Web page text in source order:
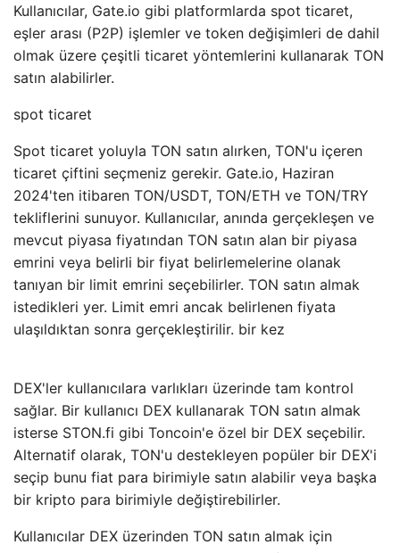
Kullanıcılar, Gate.io gibi platformlarda spot ticaret,
eşler arası (P2P) işlemler ve token değişimleri de dahil
olmak üzere çeşitli ticaret yöntemlerini kullanarak TON
satın alabilirler.
spot ticaret
Spot ticaret yoluyla TON satın alırken, TON'u içeren
ticaret çiftini seçmeniz gerekir. Gate.io, Haziran
2024'ten itibaren TON/USDT, TON/ETH ve TON/TRY
tekliflerini sunuyor. Kullanıcılar, anında gerçekleşen ve
mevcut piyasa fiyatından TON satın alan bir piyasa
emrini veya belirli bir fiyat belirlemelerine olanak
tanıyan bir limit emrini seçebilirler. TON satın almak
istedikleri yer. Limit emri ancak belirlenen fiyata
ulaşıldıktan sonra gerçekleştirilir. bir kez
DEX'ler kullanıcılara varlıkları üzerinde tam kontrol
sağlar. Bir kullanıcı DEX kullanarak TON satın almak
isterse STON.fi gibi Toncoin'e özel bir DEX seçebilir.
Alternatif olarak, TON'u destekleyen popüler bir DEX'i
seçip bunu fiat para birimiyle satın alabilir veya başka
bir kripto para birimiyle değiştirebilirler.
Kullanıcılar DEX üzerinden TON satın almak için